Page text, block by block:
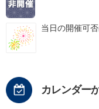
当日の開催可
カレンダー